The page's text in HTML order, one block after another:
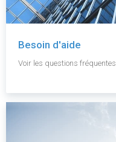
Besoin d'aide
Voir les questions fréquentes.